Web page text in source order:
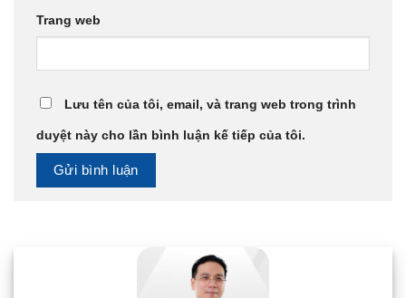
Trang web
Lưu tên của tôi, email, và trang web trong trình
duyệt này cho lần bình luận kế tiếp của tôi.